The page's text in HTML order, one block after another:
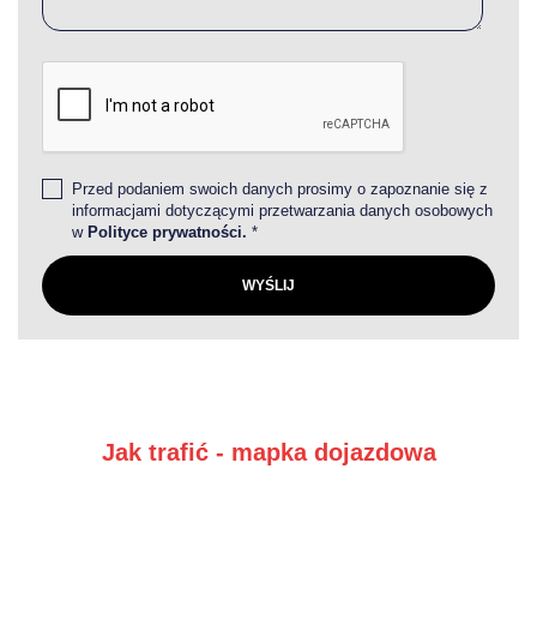
Przed podaniem swoich danych prosimy o zapoznanie się z
informacjami dotyczącymi przetwarzania danych osobowych
w Polityce prywatności. *
Jak trafić - mapka dojazdowa